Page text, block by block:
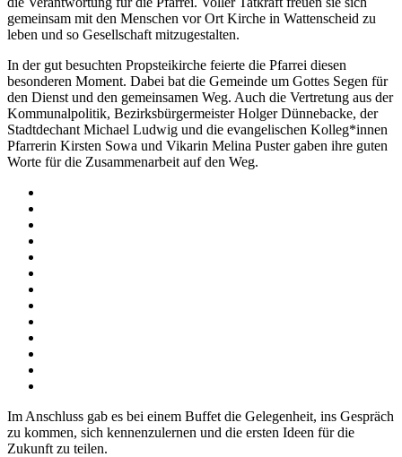
gemeinsam mit den Menschen vor Ort Kirche in Wattenscheid zu
leben und so Gesellschaft mitzugestalten.
In der gut besuchten Propsteikirche feierte die Pfarrei diesen
besonderen Moment. Dabei bat die Gemeinde um Gottes Segen für
den Dienst und den gemeinsamen Weg. Auch die Vertretung aus der
Kommunalpolitik, Bezirksbürgermeister Holger Dünnebacke, der
Stadtdechant Michael Ludwig und die evangelischen Kolleg*innen
Pfarrerin Kirsten Sowa und Vikarin Melina Puster gaben ihre guten
Worte für die Zusammenarbeit auf den Weg.
Im Anschluss gab es bei einem Buffet die Gelegenheit, ins Gespräch
zu kommen, sich kennenzulernen und die ersten Ideen für die
Zukunft zu teilen.